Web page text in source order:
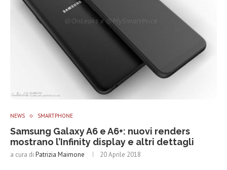
NEWS SMARTPHONE
Samsung Galaxy A6 e A6+: nuovi renders
mostrano l’Infinity display e altri dettagli
a cura di Patrizia Maimone 20 Aprile 2018